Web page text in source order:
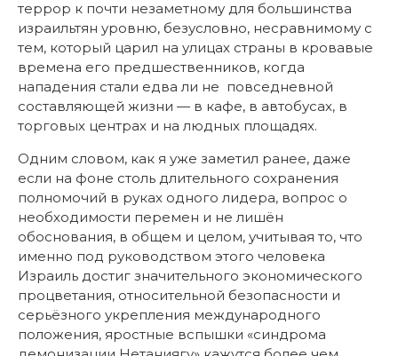
террор к почти незаметному для большинства
израильтян уровню, безусловно, несравнимому с
тем, который царил на улицах страны в кровавые
времена его предшественников, когда
нападения стали едва ли не повседневной
составляющей жизни — в кафе, в автобусах, в
торговых центрах и на людных площадях.
Одним словом, как я уже заметил ранее, даже
если на фоне столь длительного сохранения
полномочий в руках одного лидера, вопрос о
необходимости перемен и не лишён
обоснования, в общем и целом, учитывая то, что
именно под руководством этого человека
Израиль достиг значительного экономического
процветания, относительной безопасности и
серьёзного укрепления международного
положения, яростные вспышки «синдрома